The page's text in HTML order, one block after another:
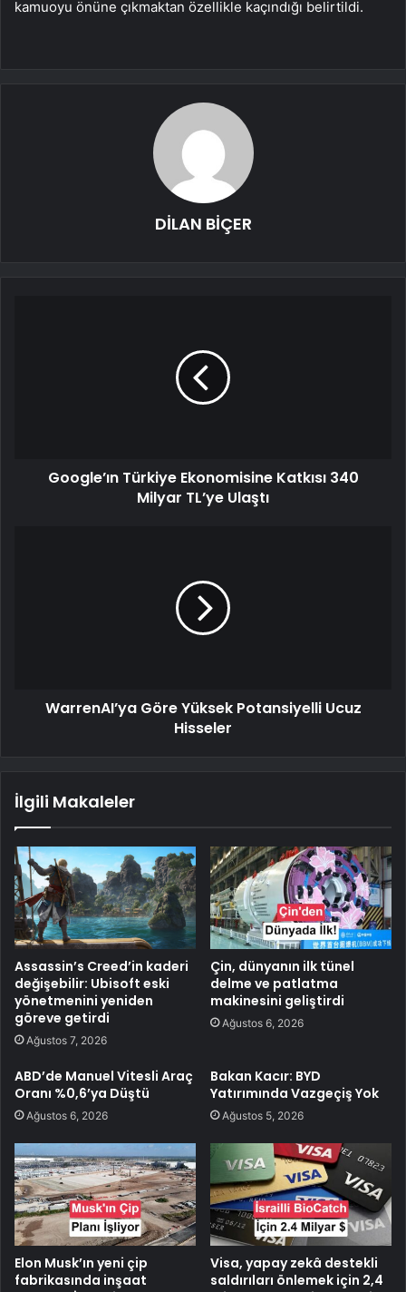
kamuoyu önüne çıkmaktan özellikle kaçındığı belirtildi.
DİLAN BİÇER
Google’ın Türkiye Ekonomisine Katkısı 340
Milyar TL’ye Ulaştı
WarrenAI’ya Göre Yüksek Potansiyelli Ucuz
Hisseler
İlgili Makaleler
Assassin’s Creed’in kaderi
değişebilir: Ubisoft eski
yönetmenini yeniden
göreve getirdi
Ağustos 7, 2026
Çin, dünyanın ilk tünel
delme ve patlatma
makinesini geliştirdi
Ağustos 6, 2026
ABD’de Manuel Vitesli Araç
Oranı %0,6’ya Düştü
Ağustos 6, 2026
Bakan Kacır: BYD
Yatırımında Vazgeçiş Yok
Ağustos 5, 2026
Elon Musk’ın yeni çip
fabrikasında inşaat
Visa, yapay zekâ destekli
saldırıları önlemek için 2,4